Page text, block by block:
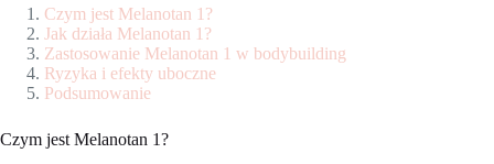
Czym jest Melanotan 1?
Jak działa Melanotan 1?
Zastosowanie Melanotan 1 w bodybuilding
Ryzyka i efekty uboczne
Podsumowanie
Czym jest Melanotan 1?